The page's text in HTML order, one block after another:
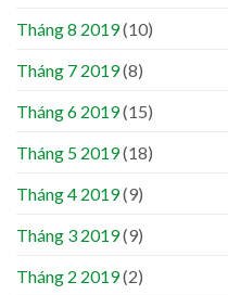
Tháng 8 2019(10)
Tháng 7 2019(8)
Tháng 6 2019(15)
Tháng 5 2019(18)
Tháng 4 2019(9)
Tháng 3 2019(9)
Tháng 2 2019(2)